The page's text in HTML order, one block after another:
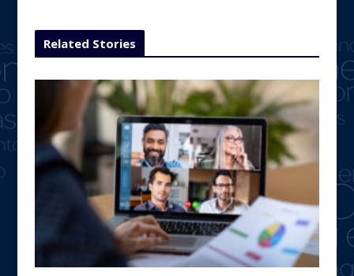
Related Stories